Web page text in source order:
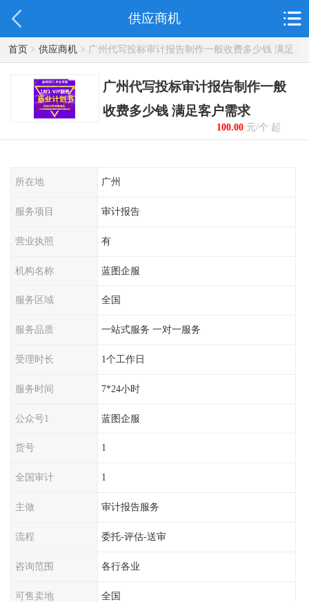
供应商机
首页> 供应商机> 广州代写投标审计报告制作一般收费多少钱 满足
客户需求
广州代写投标审计报告制作一般
收费多少钱 满足客户需求
100.00元/个 起
所在地 广州
服务项目 审计报告
营业执照 有
机构名称 蓝图企服
服务区域 全国
服务品质 一站式服务 一对一服务
受理时长 1个工作日
服务时间 7*24小时
公众号1 蓝图企服
货号 1
全国审计 1
主做 审计报告服务
流程 委托-评估-送审
咨询范围 各行各业
可售卖地 全国